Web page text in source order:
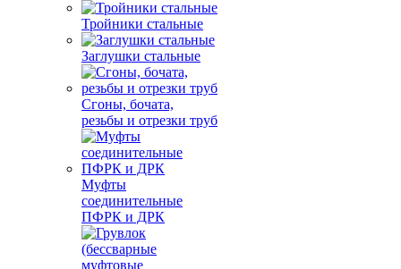
Тройники стальные
Заглушки стальные
Сгоны, бочата,
резьбы и отрезки труб
Муфты
соединительные
ПФРК и ДРК